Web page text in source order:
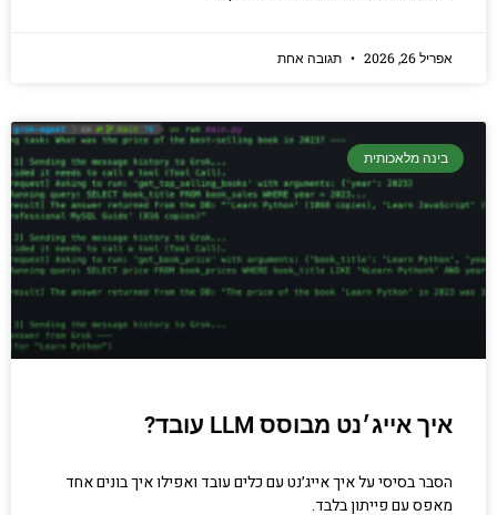
אפריל 26, 2026 תגובה אחת
בינה מלאכותית
איך אייג׳נט מבוסס LLM עובד?
הסבר בסיסי על איך אייג׳נט עם כלים עובד ואפילו איך בונים אחד
מאפס עם פייתון בלבד.